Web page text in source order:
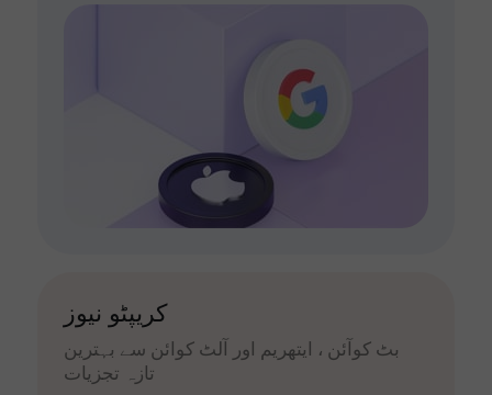
کریپٹو نیوز
بٹ کوآئن ، ایتھریم اور آلٹ کوائن سے بہترین
تازہ تجزیات